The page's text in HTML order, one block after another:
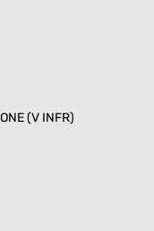
(V INFR)